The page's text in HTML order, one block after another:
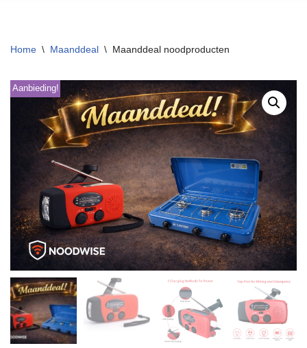
Home \ Maanddeal \ Maanddeal noodproducten
Aanbieding!